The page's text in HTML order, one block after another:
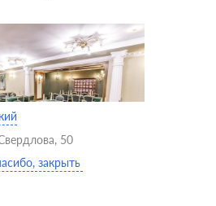
50
закрыть